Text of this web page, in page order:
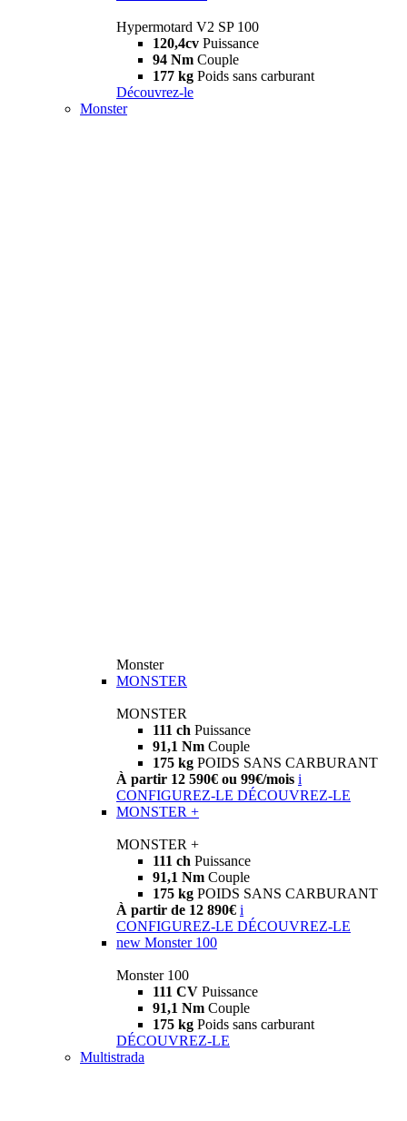
Hypermotard V2 SP 100
120,4cv Puissance
94 Nm Couple
177 kg Poids sans carburant
Découvrez-le
Monster
Monster
MONSTER
MONSTER
111 ch Puissance
91,1 Nm Couple
175 kg POIDS SANS CARBURANT
À partir 12 590€ ou 99€/mois i
CONFIGUREZ-LE DÉCOUVREZ-LE
MONSTER +
MONSTER +
111 ch Puissance
91,1 Nm Couple
175 kg POIDS SANS CARBURANT
À partir de 12 890€ i
CONFIGUREZ-LE DÉCOUVREZ-LE
new Monster 100
Monster 100
111 CV Puissance
91,1 Nm Couple
175 kg Poids sans carburant
DÉCOUVREZ-LE
Multistrada